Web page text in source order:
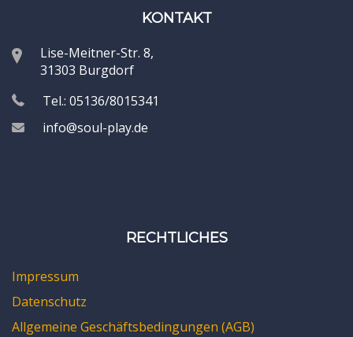
KONTAKT
Lise-Meitner-Str. 8,
31303 Burgdorf
Tel.: 05136/8015341
info@soul-play.de
RECHTLICHES
Impressum
Datenschutz
Allgemeine Geschäftsbedingungen (AGB)